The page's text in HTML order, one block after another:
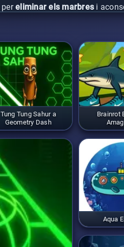
pereliminar els marbresi
Tung Tung Sahur a
Geometry Dash
Brainrot
Aqua